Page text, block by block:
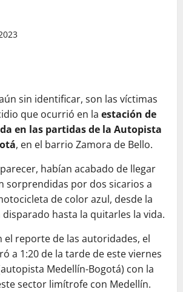
sin identificar, son las víctimas
que ocurrió en la estación de
en las partidas de la Autopista
, en el barrio Zamora de Bello.
habían acabado de llegar
sorprendidas por dos sicarios a
de color azul, desde la
hasta la quitarles la vida.
el reporte de las autoridades, el
a 1:20 de la tarde de este viernes
Medellín-Bogotá) con la
sector limítrofe con Medellín.